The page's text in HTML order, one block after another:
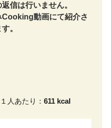
信は行いません。
動画にて紹介さ
。
１人 あたり ： 611 kcal